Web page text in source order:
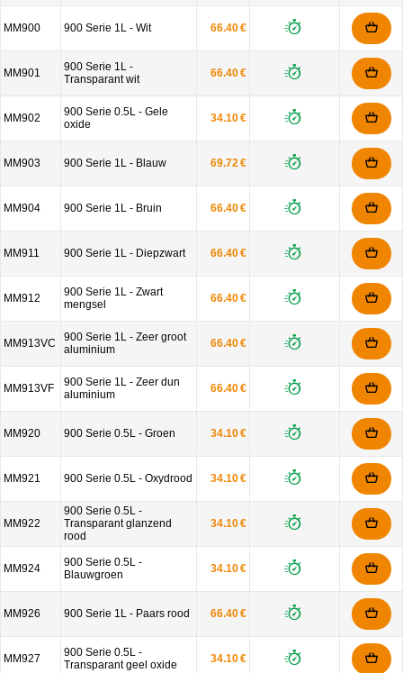
MM900 900 Serie 1L - Wit 66.40 €
MM901
900 Serie 1L -
Transparant wit
66.40 €
MM902
900 Serie 0.5L - Gele
oxide
34.10 €
MM903 900 Serie 1L - Blauw 69.72 €
MM904 900 Serie 1L - Bruin 66.40 €
MM911 900 Serie 1L - Diepzwart 66.40 €
MM912
900 Serie 1L - Zwart
mengsel
66.40 €
MM913VC
900 Serie 1L - Zeer groot
aluminium
66.40 €
MM913VF
900 Serie 1L - Zeer dun
aluminium
66.40 €
MM920 900 Serie 0.5L - Groen 34.10 €
MM921 900 Serie 0.5L - Oxydrood 34.10 €
MM922
900 Serie 0.5L -
Transparant glanzend
rood
34.10 €
MM924
900 Serie 0.5L -
Blauwgroen
34.10 €
MM926 900 Serie 1L - Paars rood 66.40 €
MM927
900 Serie 0.5L -
Transparant geel oxide
34.10 €